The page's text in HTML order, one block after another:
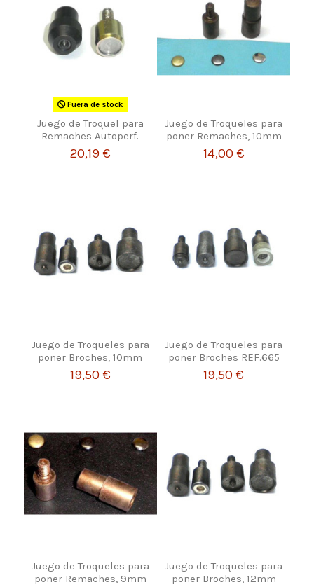
Fuera de stock
Juego de Troquel para
Remaches Autoperf.
20,19 €
Juego de Troqueles para
poner Remaches, 10mm
14,00 €
Juego de Troqueles para
poner Broches, 10mm
19,50 €
Juego de Troqueles para
poner Broches REF.665
19,50 €
Juego de Troqueles para
poner Remaches, 9mm
Juego de Troqueles para
poner Broches, 12mm